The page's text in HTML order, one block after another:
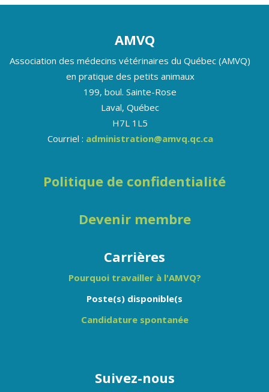
AMVQ
Association des médecins vétérinaires du Québec (AMVQ)
en pratique des petits animaux
199, boul. Sainte-Rose
Laval, Québec
H7L 1L5
Courriel : administration@amvq.qc.ca
Politique de confidentialité
Devenir membre
Carrières
Pourquoi travailler à l'AMVQ?
Poste(s) disponible(s
Candidature spontanée
Suivez-nous